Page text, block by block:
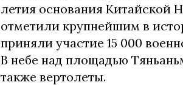
летия основания Китайской
отметили крупнейшим в
приняли участие 15 000
В небе над площадью
также вертолеты.